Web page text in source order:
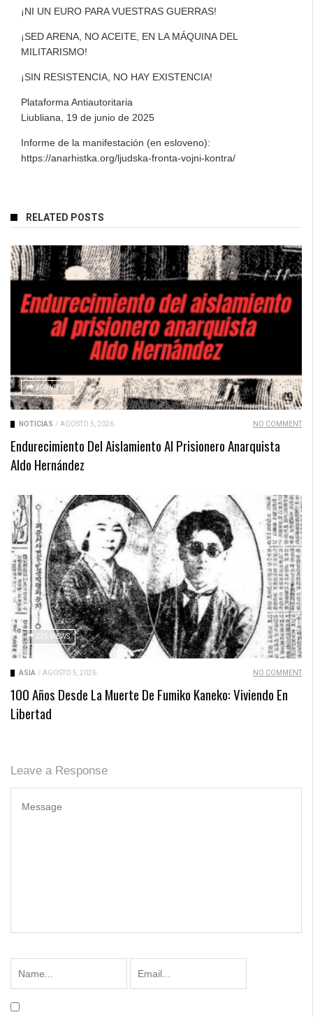
¡NI UN EURO PARA VUESTRAS GUERRAS!
¡SED ARENA, NO ACEITE, EN LA MÁQUINA DEL
MILITARISMO!
¡SIN RESISTENCIA, NO HAY EXISTENCIA!
Plataforma Antiautoritaria
Liubliana, 19 de junio de 2025
Informe de la manifestación (en esloveno):
https://anarhistka.org/ljudska-fronta-vojni-kontra/
RELATED POSTS
258 VIEWS
NOTICIAS / AGOSTO 5, 2026 NO COMMENT
Endurecimiento Del Aislamiento Al Prisionero Anarquista
Aldo Hernández
275 VIEWS
ASIA / AGOSTO 5, 2026 NO COMMENT
100 Años Desde La Muerte De Fumiko Kaneko: Viviendo En
Libertad
Leave a Response